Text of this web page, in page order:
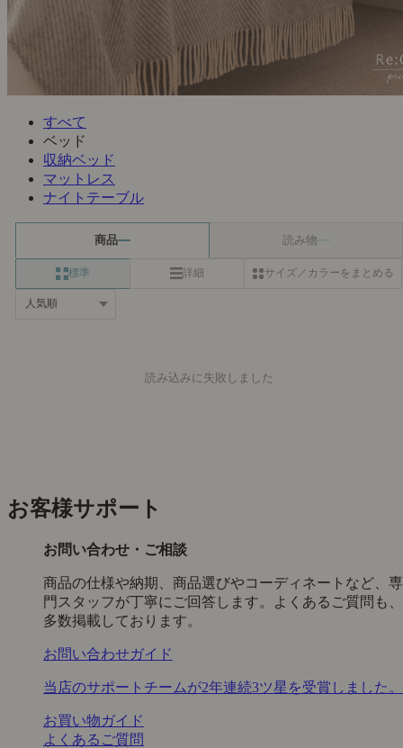
すべて
ベッド
収納ベッド
マットレス
ナイトテーブル
商品 読み物
標準 詳細 サイズ／カラーをまとめる
読み込みに失敗しました
お客様サポート
お問い合わせ・ご相談
商品の仕様や納期、商品選びやコーディネートなど、専
門スタッフが丁寧にご回答します。よくあるご質問も、
多数掲載しております。
お問い合わせガイド
当店のサポートチームが2年連続3ツ星を受賞しました。
お買い物ガイド
よくあるご質問